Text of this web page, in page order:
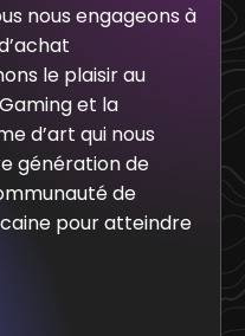
nous engageons à
le plaisir au
et la
d’art qui nous
génération de
de
pour atteindre